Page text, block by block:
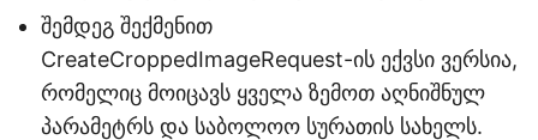
შემდეგ შექმენით
CreateCroppedImageRequest-ის ექვსი ვერსია,
რომელიც მოიცავს ყველა ზემოთ აღნიშნულ
პარამეტრს და საბოლოო სურათის სახელს.